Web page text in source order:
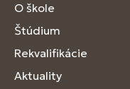
O škole
Štúdium
Rekvalifikácie
Aktuality